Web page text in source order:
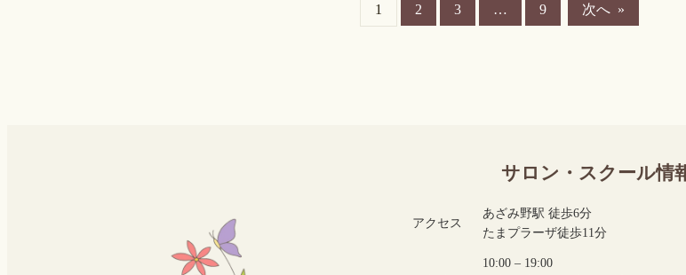
1 2 3 … 9 次へ »
サロン・スクール情
アクセス
あざみ野駅 徒歩6分
たまプラーザ徒歩11分
10:00 – 19:00